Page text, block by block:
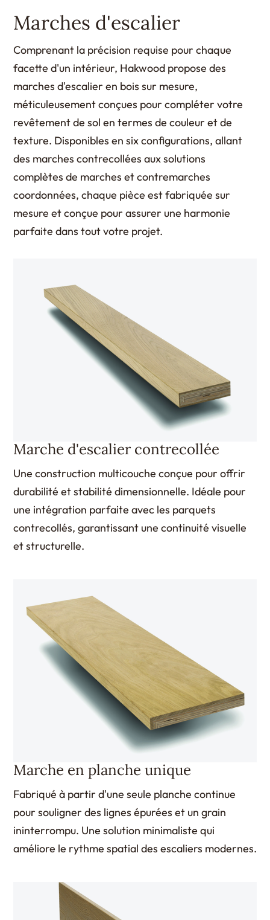
Marches d'escalier
Comprenant la précision requise pour chaque
facette d'un intérieur, Hakwood propose des
marches d'escalier en bois sur mesure,
méticuleusement conçues pour compléter votre
revêtement de sol en termes de couleur et de
texture. Disponibles en six configurations, allant
des marches contrecollées aux solutions
complètes de marches et contremarches
coordonnées, chaque pièce est fabriquée sur
mesure et conçue pour assurer une harmonie
parfaite dans tout votre projet.
Marche d'escalier contrecollée
Une construction multicouche conçue pour offrir
durabilité et stabilité dimensionnelle. Idéale pour
une intégration parfaite avec les parquets
contrecollés, garantissant une continuité visuelle
et structurelle.
Marche en planche unique
Fabriqué à partir d'une seule planche continue
pour souligner des lignes épurées et un grain
ininterrompu. Une solution minimaliste qui
améliore le rythme spatial des escaliers modernes.